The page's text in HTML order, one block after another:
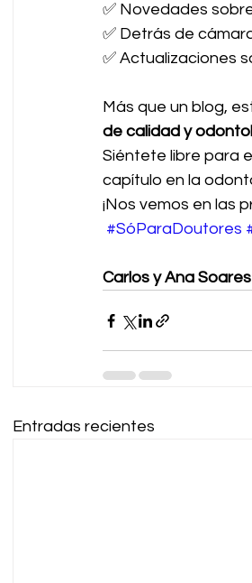
✅ Novedades
✅ Detrás de
✅ Actualizaciones
Más que un blog,
de calidad y
Siéntete libre para
capítulo en la
¡Nos vemos en las
#SóParaDoutores
Carlos y Ana Soares
Entradas recientes